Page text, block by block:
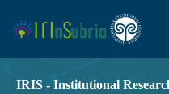
IRIS - Institutional